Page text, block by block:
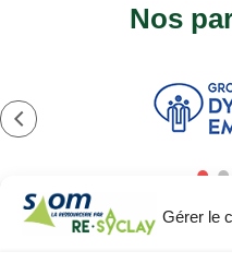
Gérer le
Nos